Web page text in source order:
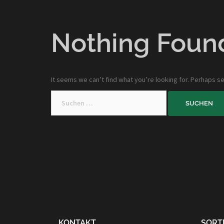
Nothing
It seems we can’t find what you’re looking for. Perhaps
nach: